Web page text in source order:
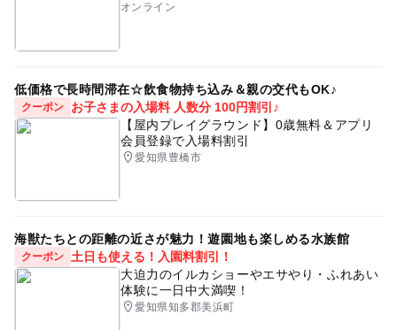
オンライン
低価格で長時間滞在☆飲食物持ち込み＆親の交代もOK♪
クーポン
お子さまの入場料 人数分 100円割引♪
【屋内プレイグラウンド】0歳無料＆アプリ
会員登録で入場料割引
愛知県豊橋市
海獣たちとの距離の近さが魅力！遊園地も楽しめる水族館
クーポン 土日も使える！入園料割引！
大迫力のイルカショーやエサやり・ふれあい
体験に一日中大満喫！
愛知県知多郡美浜町